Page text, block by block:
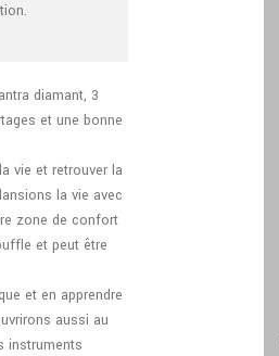
diamant, 3
et une bonne
vie et retrouver la
la vie avec
zone de confort
et peut être
et en apprendre
aussi au
instruments